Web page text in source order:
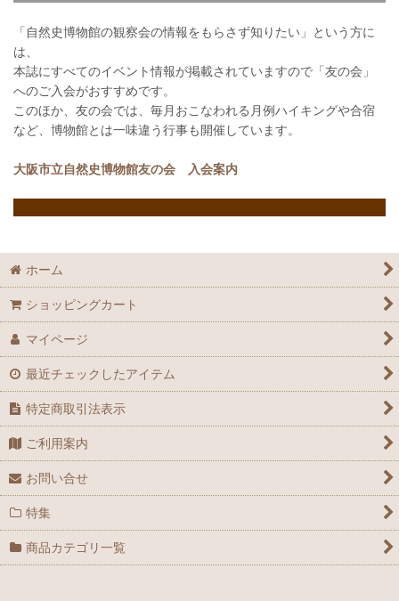
「自然史博物館の観察会の情報をもらさず知りたい」という方に
は、
本誌にすべてのイベント情報が掲載されていますので「友の会」
へのご入会がおすすめです。
このほか、友の会では、毎月おこなわれる月例ハイキングや合宿
など、博物館とは一味違う行事も開催しています。
大阪市立自然史博物館友の会 入会案内
ホーム
ショッピングカート
マイページ
最近チェックしたアイテム
特定商取引法表示
ご利用案内
お問い合せ
特集
商品カテゴリ一覧